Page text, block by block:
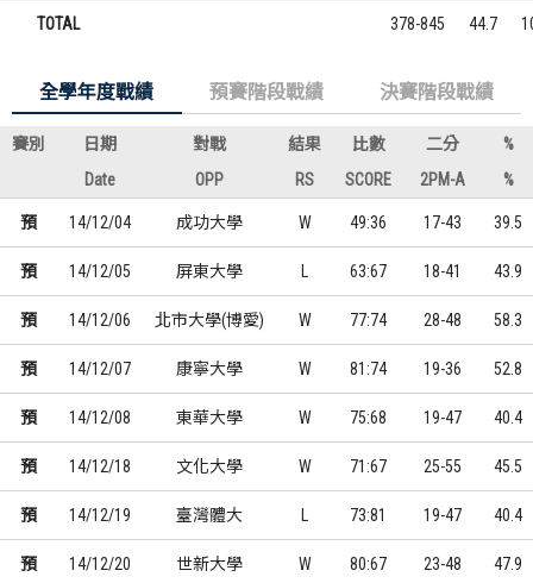
TOTAL 378-845 44.7
全學年度戰績 預賽階段戰績 決賽階段戰績
賽別 日期 對戰 結果 比數 二分
%
Date
OPP RS SCORE 2PM-A %
預 14/12/04 成功大學 W 49:36 17-43 39.5
預 14/12/05 屏東大學 L 63:67 18-41 43.9
預 14/12/06 北市大學(博愛) W 77:74 28-48 58.3
預 14/12/07 康寧大學 W 81:74 19-36 52.8
預 14/12/08 東華大學 W 75:68 19-47 40.4
預 14/12/18 文化大學 W 71:67 25-55 45.5
預 14/12/19 臺灣體大 L 73:81 19-47 40.4
預 14/12/20 世新大學 W 80:67 23-48 47.9